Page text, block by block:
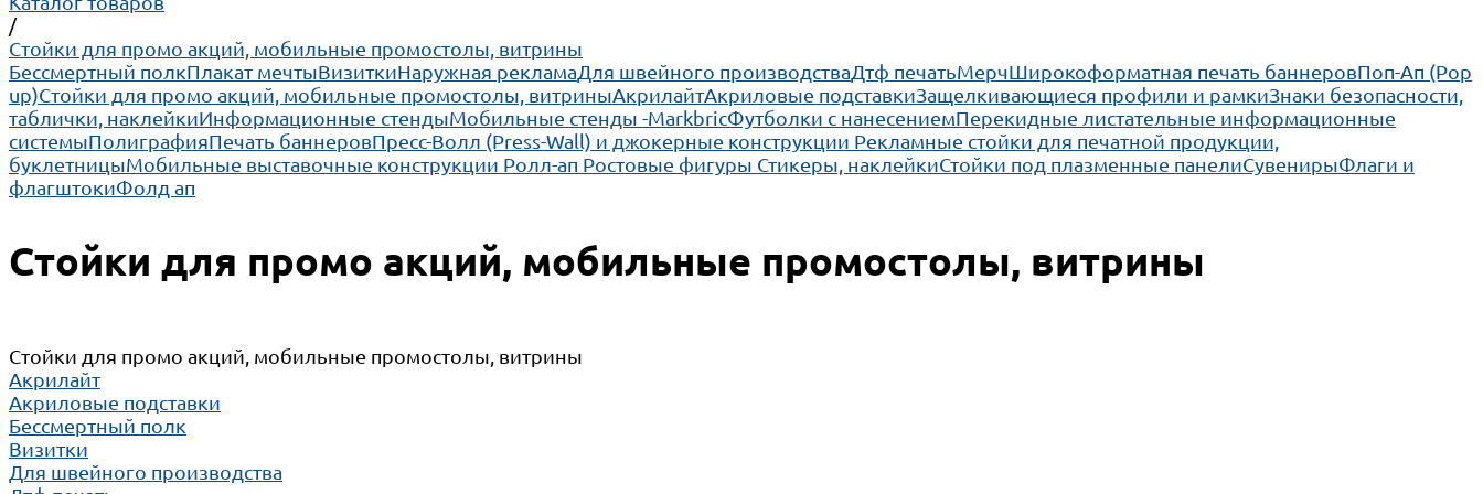
/
Cтойки для промо акций, мобильные промостолы, витрины
Бессмертный полкПлакат мечтыВизиткиНаружная рекламаДля швейного производстваДтф печатьМерчШирокоформатная печать баннеровПоп-Ап (Pop
up)Cтойки для промо акций, мобильные промостолы, витриныАкрилайтАкриловые подставкиЗащелкивающиеся профили и рамкиЗнаки безопасности,
таблички, наклейкиИнформационные стендыМобильные стенды -MarkbricФутболки с нанесениемПерекидные листательные информационные
системыПолиграфияПечать баннеровПресс-Волл (Press-Wall) и джокерные конструкции Рекламные стойки для печатной продукции,
буклетницыМобильные выставочные конструкции Ролл-ап Ростовые фигуры Стикеры, наклейкиСтойки под плазменные панелиСувенирыФлаги и
флагштокиФолд ап
Cтойки для промо акций, мобильные промостолы, витрины
Cтойки для промо акций, мобильные промостолы, витрины
Акрилайт
Акриловые подставки
Бессмертный полк
Визитки
Для швейного производства